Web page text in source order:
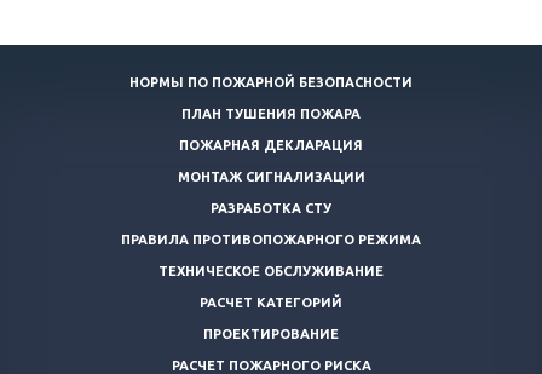
НОРМЫ ПО ПОЖАРНОЙ БЕЗОПАСНОСТИ
ПЛАН ТУШЕНИЯ ПОЖАРА
ПОЖАРНАЯ ДЕКЛАРАЦИЯ
МОНТАЖ СИГНАЛИЗАЦИИ
РАЗРАБОТКА СТУ
ПРАВИЛА ПРОТИВОПОЖАРНОГО РЕЖИМА
ТЕХНИЧЕСКОЕ ОБСЛУЖИВАНИЕ
РАСЧЕТ КАТЕГОРИЙ
ПРОЕКТИРОВАНИЕ
РАСЧЕТ ПОЖАРНОГО РИСКА